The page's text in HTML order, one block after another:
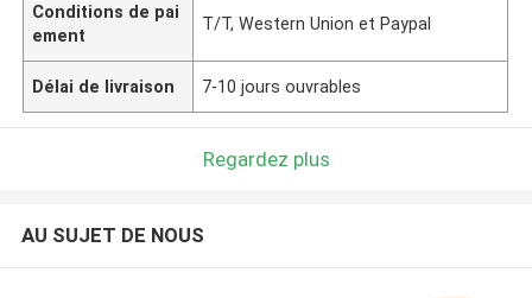
Conditions de pai
ement
T/T, Western Union et Paypal
Délai de livraison 7-10 jours ouvrables
Regardez plus
AU SUJET DE NOUS